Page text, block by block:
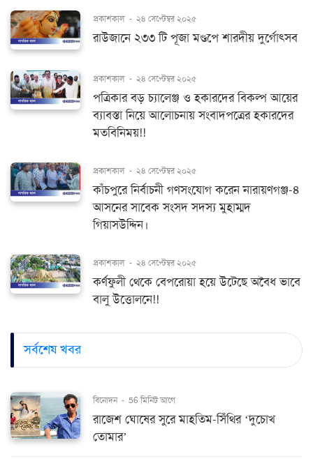
প্রকাশকাল - ২৪ সেপ্টেম্বর ২০২৫
রাউজানে ২৩৩ টি পূজা মণ্ডপে শারদীয় দুর্গোৎসব
প্রকাশকাল - ২৪ সেপ্টেম্বর ২০২৫
পত্রিকার বড় চ্যালেঞ্জ ও হকারদের বিকল্প আয়ের
ব্যাবস্তা নিয়ে আলোচনায় সংবাদপত্রের হকারদের
মতবিনিময়!!
প্রকাশকাল - ২৪ সেপ্টেম্বর ২০২৫
​​​​​​​কাঁচপুরে নির্বাচনী গণসংযোগ করেন নারায়ণগঞ্জ-৪
আসনের সাবেক সংসদ সদস্য মুহাম্মদ
গিয়াসউদ্দিন।
প্রকাশকাল - ২৪ সেপ্টেম্বর ২০২৫
কর্ণফুলী থেকে বেপরোয়া হয়ে উটেছে অবৈধ ভাবে
বালু উত্তোলনে!!
সর্বশেষ খবর
বিনোদন - 56 মিনিট আগে
রাজেশ ঘোষের সুরে মাহতিম-সিঁথির ‘দুচোখ
তোমার’